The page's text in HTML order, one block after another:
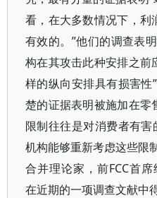
看，在大多数情况下，利
有效的。”他们的调查表
构在其攻击此种安排之前
样的纵向安排具有损害性
楚的证据表明被施加在零
限制往往是对消费者有害
机构能够重新考虑这些限
合并理论家，前FCC首
在近期的一项调查文献中